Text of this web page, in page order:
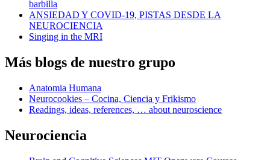
barbilla
ANSIEDAD Y COVID-19, PISTAS DESDE LA
NEUROCIENCIA
Singing in the MRI
Más blogs de nuestro grupo
Anatomia Humana
Neurocookies – Cocina, Ciencia y Frikismo
Readings, ideas, references, … about neuroscience
Neurociencia